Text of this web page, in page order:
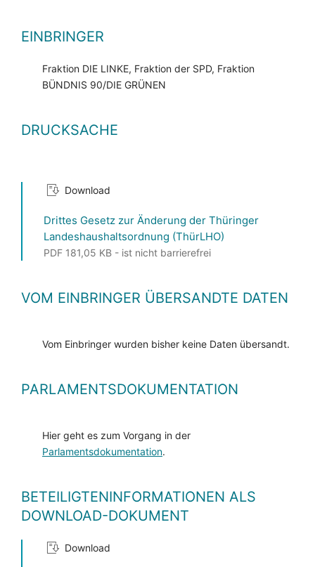
EINBRINGER
Fraktion DIE LINKE, Fraktion der SPD, Fraktion
BÜNDNIS 90/DIE GRÜNEN
DRUCKSACHE
Download
Drittes Gesetz zur Änderung der Thüringer
Landeshaushaltsordnung (ThürLHO)
PDF 181,05 KB - ist nicht barrierefrei
VOM EINBRINGER ÜBERSANDTE DATEN
Vom Einbringer wurden bisher keine Daten übersandt.
PARLAMENTSDOKUMENTATION
Hier geht es zum Vorgang in der
Parlamentsdokumentation.
BETEILIGTENINFORMATIONEN ALS
DOWNLOAD-DOKUMENT
Download